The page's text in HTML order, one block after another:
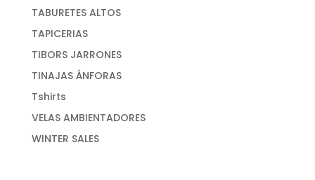
TABURETES ALTOS
TAPICERIAS
TIBORS JARRONES
TINAJAS ÁNFORAS
Tshirts
VELAS AMBIENTADORES
WINTER SALES